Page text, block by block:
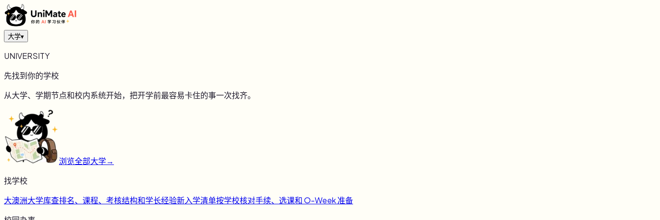
大学▾
UNIVERSITY
先找到你的学校
从大学、学期节点和校内系统开始，把开学前最容易卡住的事一次找齐。
浏览全部大学→
找学校
大澳洲大学库查排名、课程、考核结构和学长经验新入学清单按学校核对手续、选课和 O-Week 准备